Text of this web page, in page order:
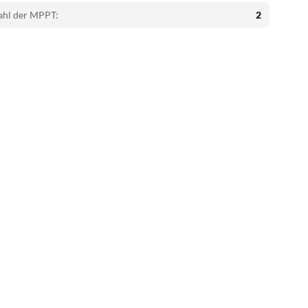
der MPPT: 2